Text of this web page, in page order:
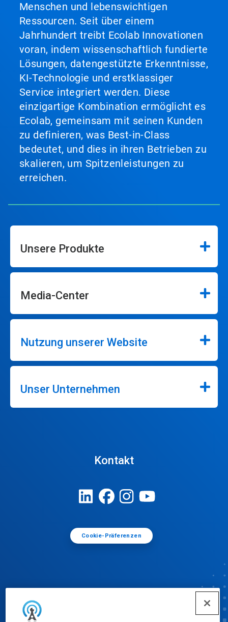
Menschen und lebenswichtigen
Ressourcen. Seit über einem
Jahrhundert treibt Ecolab Innovationen
voran, indem wissenschaftlich fundierte
Lösungen, datengestützte Erkenntnisse,
KI-Technologie und erstklassiger
Service integriert werden. Diese
einzigartige Kombination ermöglicht es
Ecolab, gemeinsam mit seinen Kunden
zu definieren, was Best-in-Class
bedeutet, und dies in ihren Betrieben zu
skalieren, um Spitzenleistungen zu
erreichen.
Unsere Produkte
Media-Center
Nutzung unserer Website
Unser Unternehmen
Kontakt
Cookie-Präferenzen